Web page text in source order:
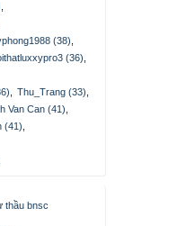
(38)
(36)
Thu_Trang (33)
Van Can (41)
(41)
thầu bnsc